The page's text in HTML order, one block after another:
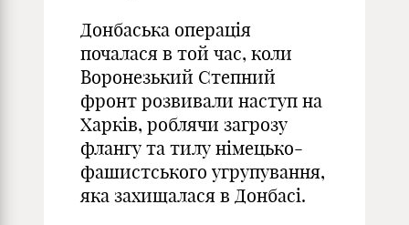
Донбаська операція
почалася в той час, коли
Воронезький Степний
фронт розвивали наступ на
Харків, роблячи загрозу
флангу та тилу німецько-
фашистського угрупування,
яка захищалася в Донбасі.